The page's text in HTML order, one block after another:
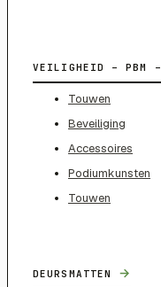
VEILIGHEID – PBM –
Touwen
Beveiliging
Accessoires
Podiumkunsten
Touwen
DEURSMATTEN →